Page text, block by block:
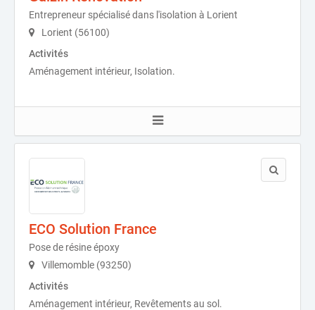
Entrepreneur spécialisé dans l'isolation à Lorient
Lorient (56100)
Activités
Aménagement intérieur, Isolation.
ECO Solution France
Pose de résine époxy
Villemomble (93250)
Activités
Aménagement intérieur, Revêtements au sol.